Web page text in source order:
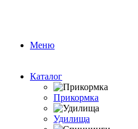
Меню
Каталог
Прикормка
Удилища